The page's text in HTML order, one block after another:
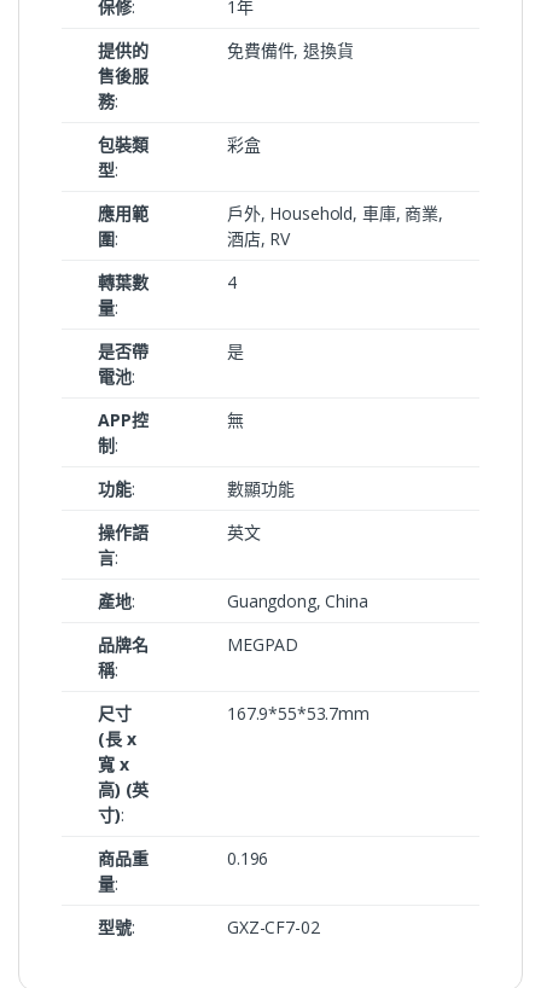
保修:
1年
提供的
售後服
務:
免費備件, 退換貨
包裝類
型:
彩盒
應用範
圍:
戶外, Household, 車庫, 商業,
酒店, RV
轉葉數
量:
4
是否帶
電池:
是
APP控
制 :
無
功能:
數顯功能
操作語
言:
英文
產地:
Guangdong, China
品牌名
稱:
MEGPAD
尺寸
(長 x
寬 x
高) (英
寸):
167.9*55*53.7mm
商品重
量:
0.196
型號: GXZ-CF7-02